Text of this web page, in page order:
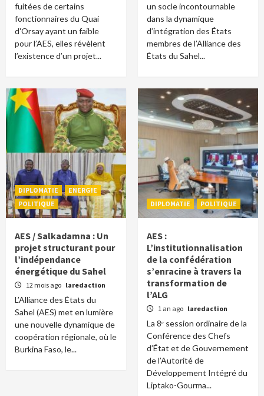
fuitées de certains
fonctionnaires du Quai
d'Orsay ayant un faible
pour l’AES, elles révèlent
l’existence d’un projet...
un socle incontournable
dans la dynamique
d’intégration des États
membres de l’Alliance des
États du Sahel...
DIPLOMATIE
ENERGIE
POLITIQUE
AES / Salkadamna : Un
projet structurant pour
l’indépendance
énergétique du Sahel
12 mois ago laredaction
L’Alliance des États du
Sahel (AES) met en lumière
une nouvelle dynamique de
coopération régionale, où le
Burkina Faso, le...
DIPLOMATIE POLITIQUE
AES :
L’institutionnalisation
de la confédération
s’enracine à travers la
transformation de
l’ALG
1 an ago laredaction
La 8ᵉ session ordinaire de la
Conférence des Chefs
d’État et de Gouvernement
de l’Autorité de
Développement Intégré du
Liptako-Gourma...